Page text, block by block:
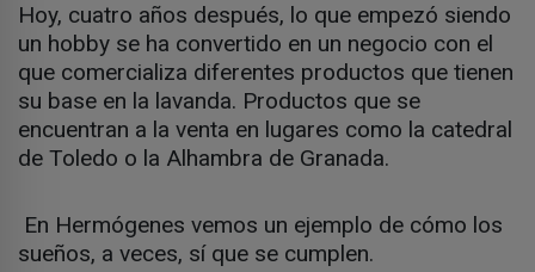
Hoy, cuatro años después, lo que empezó siendo
un hobby se ha convertido en un negocio con el
que comercializa diferentes productos que tienen
su base en la lavanda. Productos que se
encuentran a la venta en lugares como la catedral
de Toledo o la Alhambra de Granada.
En Hermógenes vemos un ejemplo de cómo los
sueños, a veces, sí que se cumplen.